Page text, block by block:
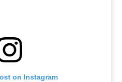
on Instagram